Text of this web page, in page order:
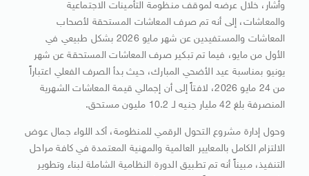
وأشار، خلال عرضه لموقف منظومة التأمينات الاجتماعية
والمعاشات، إلى أنه تم صرف المعاشات المستحقة لأصحاب
المعاشات والمستفيدين عن شهر مايو 2026 بشكل طبيعي في
الأول من مايو، فيما تم تبكير صرف المعاشات المستحقة عن شهر
يونيو بمناسبة عيد الأضحي المبارك، حيث بدأ الصرف الفعلي اعتباراً
من 24 مايو 2026، لافتاً إلى أن إجمالي قيمة المعاشات الشهرية
المنصرفة بلغ 42 مليار جنيه لـ 10.2 مليون مستحق.
وحول إدارة مشروع التحول الرقمي للمنظومة، أكد اللواء جمال عوض
الالتزام الكامل بالمعايير العالمية والمهنية المعتمدة في كافة مراحل
التنفيذ، مبيناً أنه تم تطبيق الدورة النظامية الشاملة لبناء وتطوير